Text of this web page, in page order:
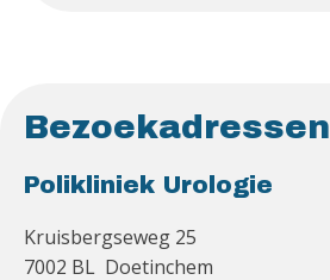
Bezoekadressen
Polikliniek Urologie
Kruisbergseweg 25
7002 BL Doetinchem